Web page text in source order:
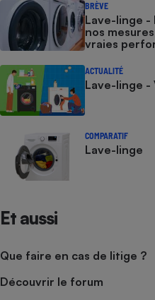
BRÈVE
Lave-linge -
nos
vraies
ACTUALITÉ
Lave-linge -
COMPARATIF
Lave-linge
Et aussi
Que faire en cas de litige ?
Découvrir le forum